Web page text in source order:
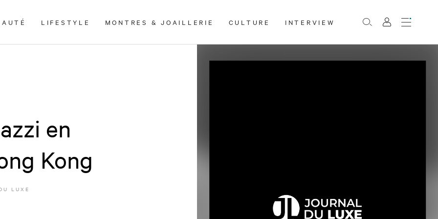
LIFESTYLE MONTRES & JOAILLERIE CULTURE INTERVIEW Rechercher
Mon
compte
Menu
en
Kong
LUXE